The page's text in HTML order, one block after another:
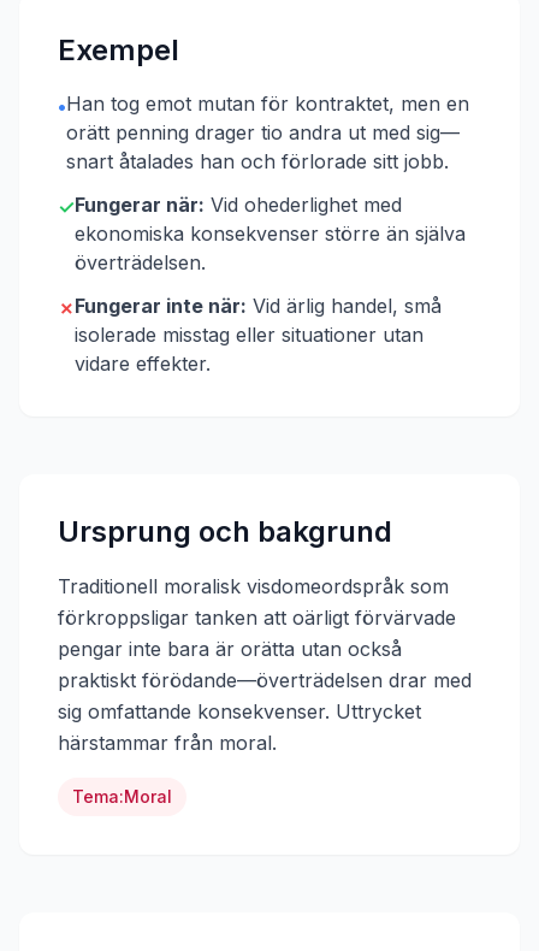
Exempel
•Han tog emot mutan för kontraktet, men en
orätt penning drager tio andra ut med sig—
snart åtalades han och förlorade sitt jobb.
✓Fungerar när: Vid ohederlighet med
ekonomiska konsekvenser större än själva
överträdelsen.
✗Fungerar inte när: Vid ärlig handel, små
isolerade misstag eller situationer utan
vidare effekter.
Ursprung och bakgrund
Traditionell moralisk visdomeordspråk som
förkroppsligar tanken att oärligt förvärvade
pengar inte bara är orätta utan också
praktiskt förödande—överträdelsen drar med
sig omfattande konsekvenser. Uttrycket
härstammar från moral.
Tema:Moral